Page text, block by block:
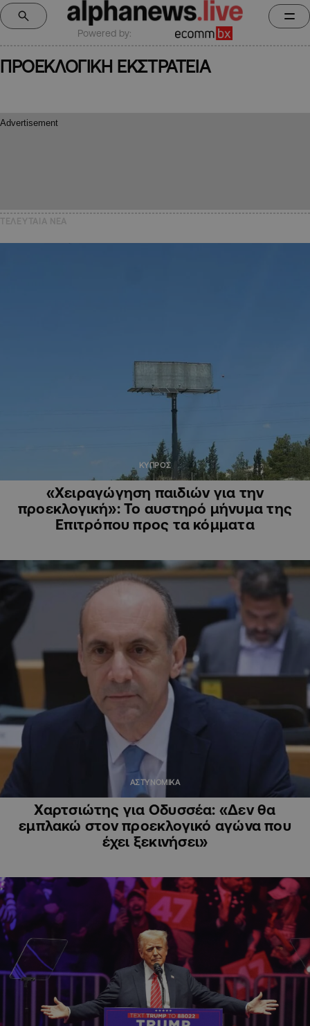
Powered by:
ΠΡΟΕΚΛΟΓΙΚΗ ΕΚΣΤΡΑΤΕΙΑ
ΚΥΠΡΟΣ
«Χειραγώγηση παιδιών για την
προεκλογική»: Το αυστηρό μήνυμα της
Επιτρόπου προς τα κόμματα
ΑΣΤΥΝΟΜΙΚΑ
Χαρτσιώτης για Οδυσσέα: «Δεν θα
εμπλακώ στον προεκλογικό αγώνα που
έχει ξεκινήσει»